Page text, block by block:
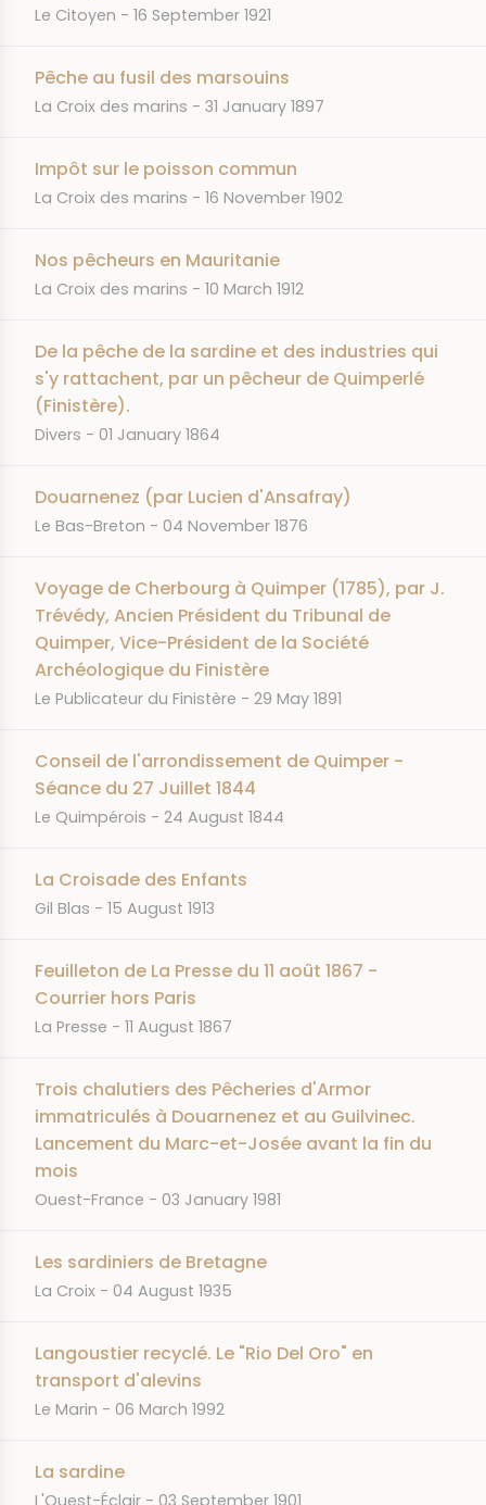
JOURNAL
Le Citoyen DATE
16 September 1921
Pêche au fusil des marsouins
JOURNAL
La Croix des marins DATE
31 January 1897
Impôt sur le poisson commun
JOURNAL
La Croix des marins DATE
16 November 1902
Nos pêcheurs en Mauritanie
JOURNAL
La Croix des marins DATE
10 March 1912
De la pêche de la sardine et des industries qui
s'y rattachent, par un pêcheur de Quimperlé
(Finistère).
JOURNAL
Divers DATE
01 January 1864
Douarnenez (par Lucien d'Ansafray)
JOURNAL
Le Bas-Breton DATE
04 November 1876
Voyage de Cherbourg à Quimper (1785), par J.
Trévédy, Ancien Président du Tribunal de
Quimper, Vice-Président de la Société
Archéologique du Finistère
JOURNAL
Le Publicateur du Finistère DATE
29 May 1891
Conseil de l'arrondissement de Quimper -
Séance du 27 Juillet 1844
JOURNAL
Le Quimpérois DATE
24 August 1844
La Croisade des Enfants
JOURNAL
Gil Blas DATE
15 August 1913
Feuilleton de La Presse du 11 août 1867 -
Courrier hors Paris
JOURNAL
La Presse DATE
11 August 1867
Trois chalutiers des Pêcheries d'Armor
immatriculés à Douarnenez et au Guilvinec.
Lancement du Marc-et-Josée avant la fin du
mois
JOURNAL
Ouest-France DATE
03 January 1981
Les sardiniers de Bretagne
JOURNAL
La Croix DATE
04 August 1935
Langoustier recyclé. Le "Rio Del Oro" en
transport d'alevins
JOURNAL
Le Marin DATE
06 March 1992
La sardine
JOURNAL
L'Ouest-Éclair DATE
03 September 1901